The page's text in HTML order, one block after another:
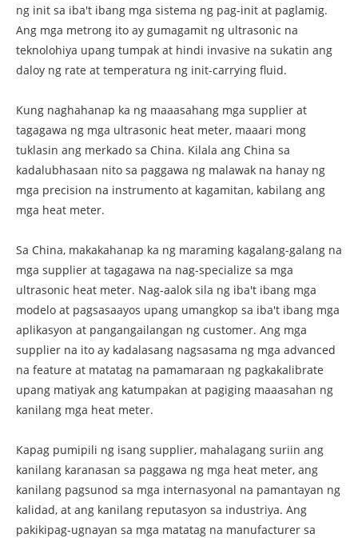
ng init sa iba't ibang mga sistema ng pag-init at paglamig.
Ang mga metrong ito ay gumagamit ng ultrasonic na
teknolohiya upang tumpak at hindi invasive na sukatin ang
daloy ng rate at temperatura ng init-carrying fluid.
Kung naghahanap ka ng maaasahang mga supplier at
tagagawa ng mga ultrasonic heat meter, maaari mong
tuklasin ang merkado sa China. Kilala ang China sa
kadalubhasaan nito sa paggawa ng malawak na hanay ng
mga precision na instrumento at kagamitan, kabilang ang
mga heat meter.
Sa China, makakahanap ka ng maraming kagalang-galang na
mga supplier at tagagawa na nag-specialize sa mga
ultrasonic heat meter. Nag-aalok sila ng iba't ibang mga
modelo at pagsasaayos upang umangkop sa iba't ibang mga
aplikasyon at pangangailangan ng customer. Ang mga
supplier na ito ay kadalasang nagsasama ng mga advanced
na feature at matatag na pamamaraan ng pagkakalibrate
upang matiyak ang katumpakan at pagiging maaasahan ng
kanilang mga heat meter.
Kapag pumipili ng isang supplier, mahalagang suriin ang
kanilang karanasan sa paggawa ng mga heat meter, ang
kanilang pagsunod sa mga internasyonal na pamantayan ng
kalidad, at ang kanilang reputasyon sa industriya. Ang
pakikipag-ugnayan sa mga matatag na manufacturer sa